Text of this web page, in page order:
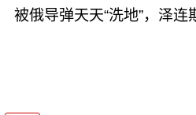
被俄导弹天天“洗地”，泽连